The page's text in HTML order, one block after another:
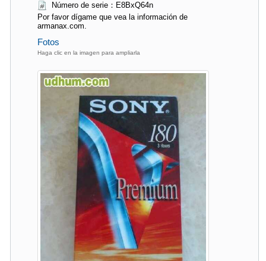
Número de serie：E8BxQ64n
Por favor dígame que vea la información de
armanax.com.
Fotos
Haga clic en la imagen para ampliarla